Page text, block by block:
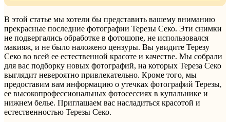
В этой статье мы хотели бы представить вашему вниманию
прекрасные последние фотографии Терезы Секо. Эти снимки
не подвергались обработке в фотошопе, не использовался
макияж, и не было наложено цензуры. Вы увидите Терезу
Секо во всей ее естественной красоте и качестве. Мы собрали
для вас подборку новых фотографий, на которых Тереза Секо
выглядит невероятно привлекательно. Кроме того, мы
предоставим вам информацию о утечках фотографий Терезы,
ее высокопрофессиональных фотосессиях в купальнике и
нижнем белье. Приглашаем вас насладиться красотой и
естественностью Терезы Секо.